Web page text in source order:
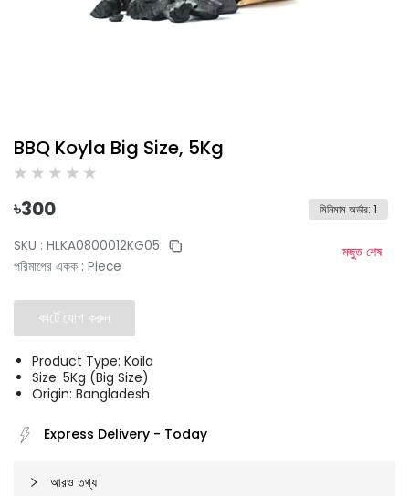
BBQ Koyla Big Size, 5Kg
৳300 মিনিমাম অর্ডার: 1
SKU : HLKA0800012KG05
পরিমাপের একক : Piece
মজুত শেষ
কার্টে যোগ করুন
Product Type: Koila
Size: 5Kg (Big Size)
Origin: Bangladesh
Express Delivery - Today
আরও তথ্য